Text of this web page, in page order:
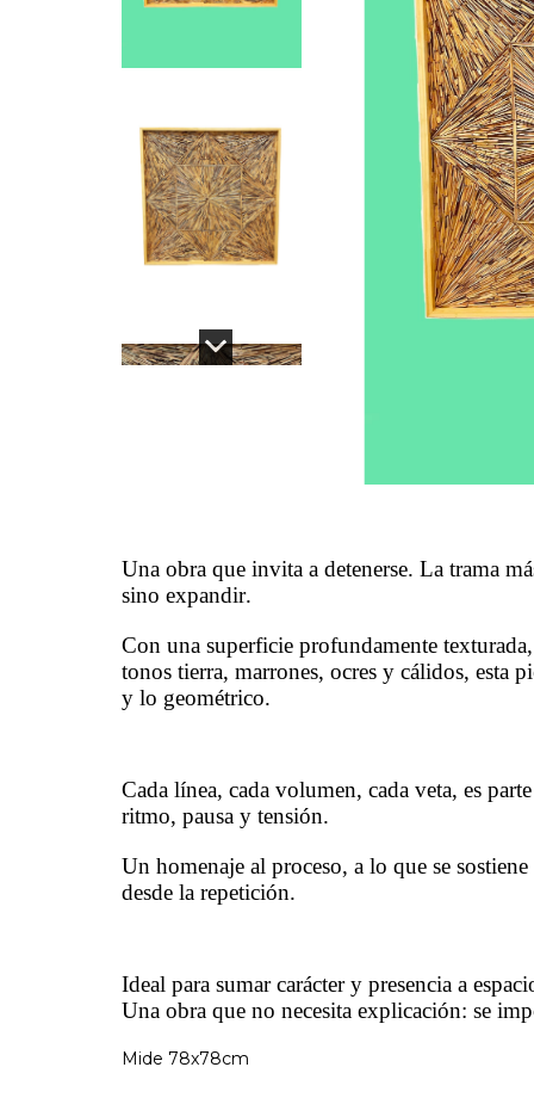
Una obra que invita a detenerse. La trama
sino expandir.
Con una superficie profundamente
tonos tierra, marrones, ocres y cálidos, esta
y lo geométrico.
Cada línea, cada volumen, cada veta, es
ritmo, pausa y tensión.
Un homenaje al proceso, a lo que se
desde la repetición.
Ideal para sumar carácter y presencia a
Una obra que no necesita explicación: se
Mide 78x78cm